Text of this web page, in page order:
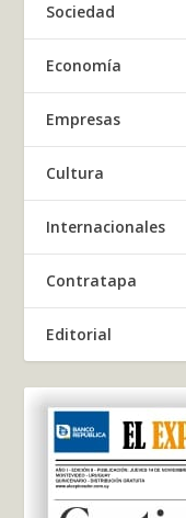
Sociedad
Economía
Empresas
Cultura
Internacionales
Contratapa
Editorial